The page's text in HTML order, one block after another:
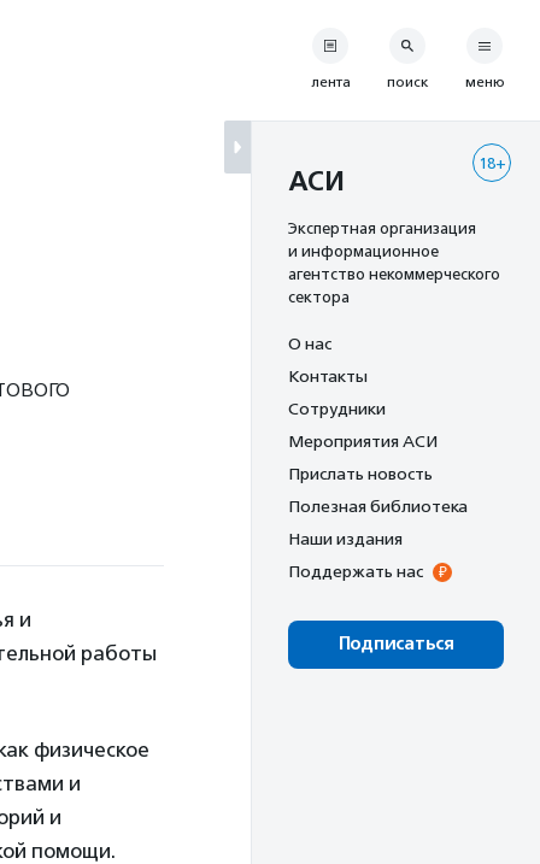
и
работы
физическое
и
и
помощи.
лента поиск меню
18+
АСИ
Экспертная организация
и информационное
агентство некоммерческого
сектора
О нас
Контакты
Сотрудники
Мероприятия АСИ
Прислать новость
Полезная библиотека
Наши издания
Поддержать нас
Подписаться